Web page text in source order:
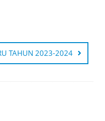
TAHUN 2023-2024